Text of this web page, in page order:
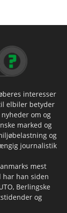
interesser
elbiler betyder
om og
marked og
og
journalistik
mest
han siden
Berlingske
og